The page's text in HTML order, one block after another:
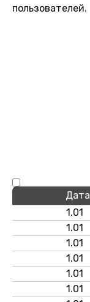
пользователей.
Дата
1.01
1.01
1.01
1.01
1.01
1.01